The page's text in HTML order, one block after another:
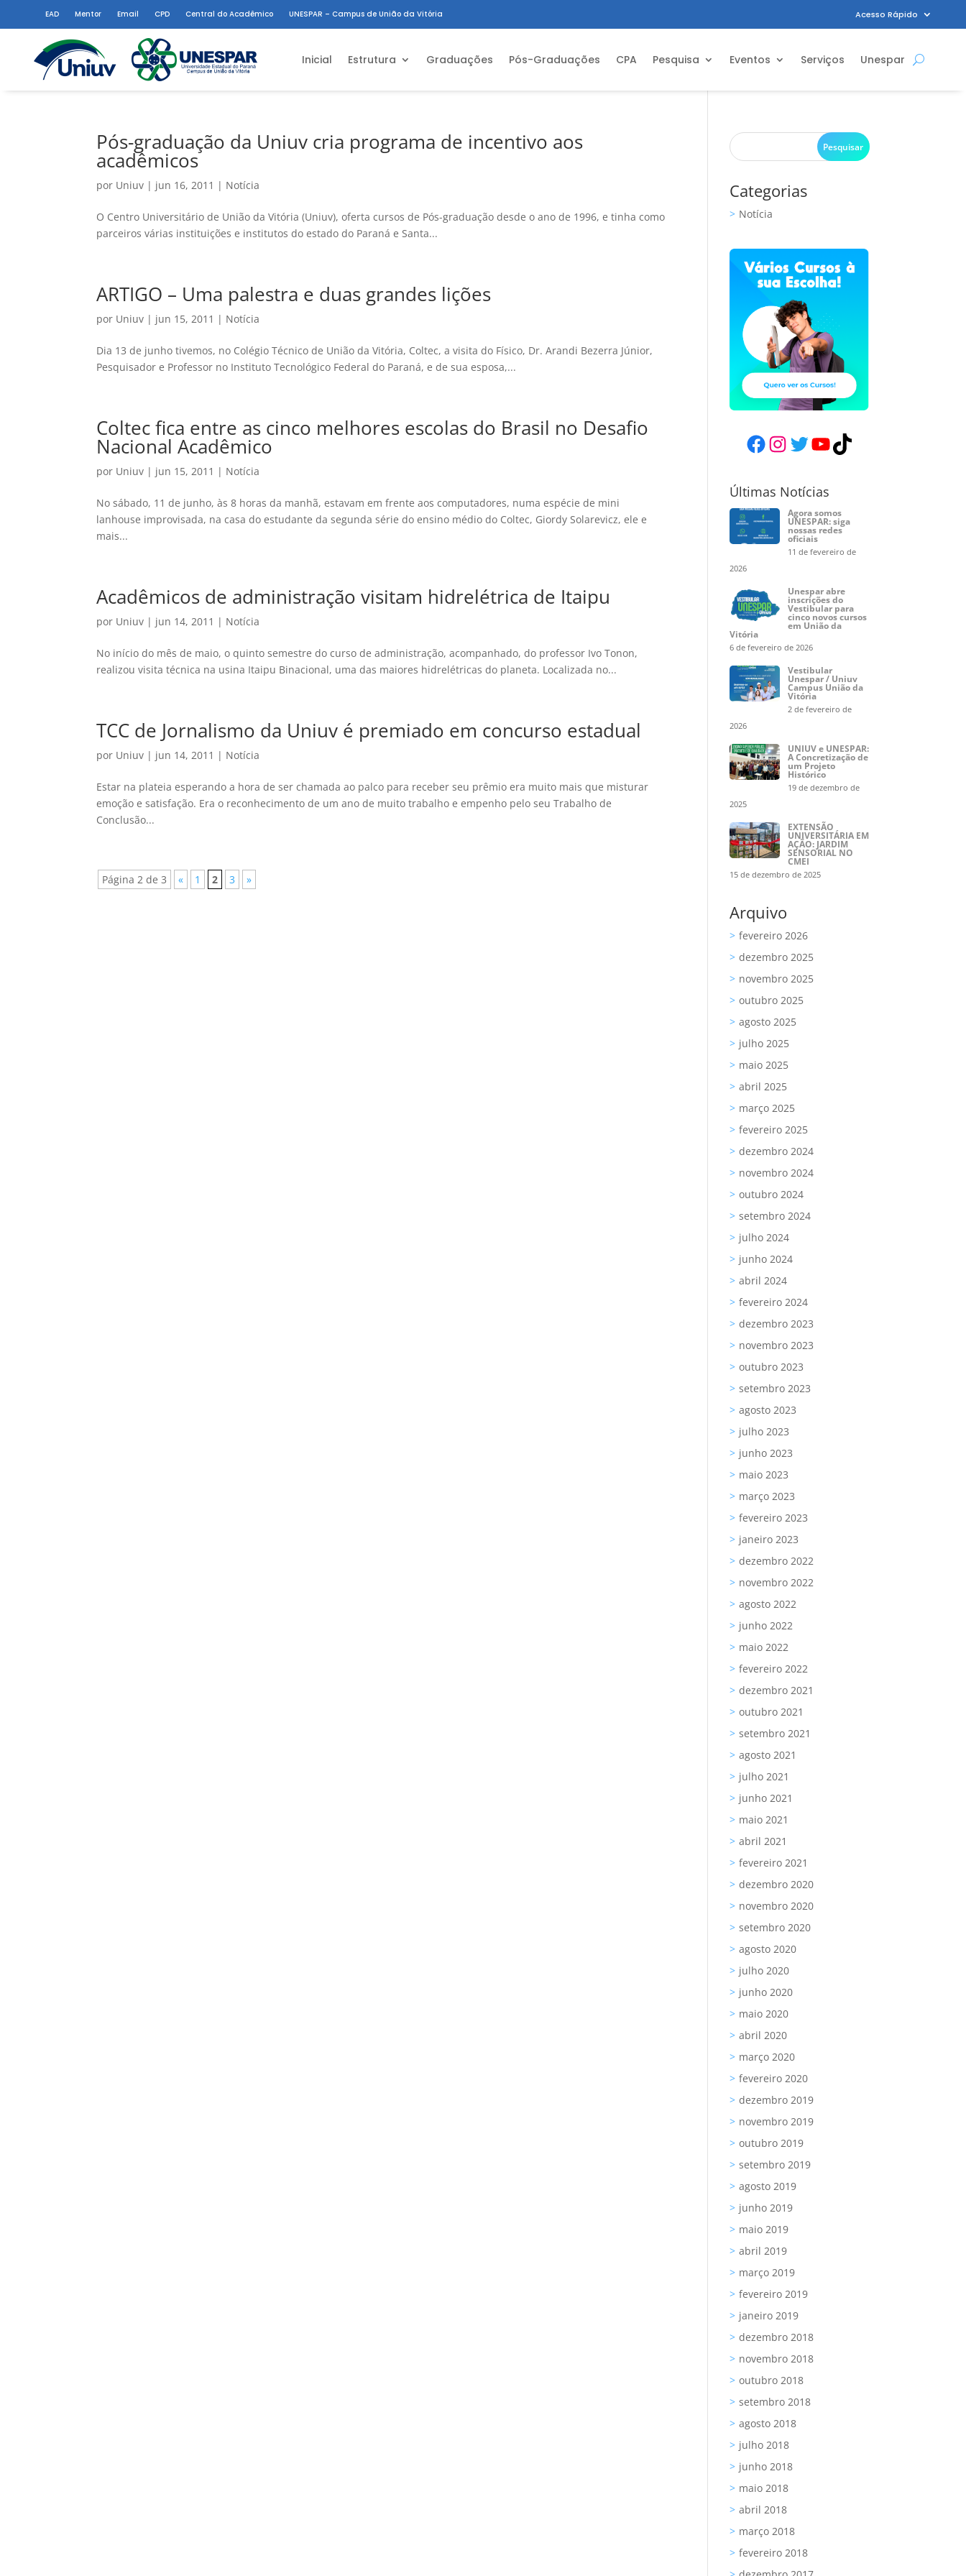
EAD Mentor Email CPD Central do Acadêmico UNESPAR – Campus de União da Vitória Acesso Rápido
Inicial Estrutura Graduações Pós-Graduações CPA Pesquisa Eventos Serviços Unespar
Pós-graduação da Uniuv cria programa de incentivo aos
acadêmicos
por Uniuv | jun 16, 2011 | Notícia
O Centro Universitário de União da Vitória (Uniuv), oferta cursos de Pós-graduação desde o ano de 1996, e tinha como
parceiros várias instituições e institutos do estado do Paraná e Santa...
ARTIGO – Uma palestra e duas grandes lições
por Uniuv | jun 15, 2011 | Notícia
Dia 13 de junho tivemos, no Colégio Técnico de União da Vitória, Coltec, a visita do Físico, Dr. Arandi Bezerra Júnior,
Pesquisador e Professor no Instituto Tecnológico Federal do Paraná, e de sua esposa,...
Coltec fica entre as cinco melhores escolas do Brasil no Desafio
Nacional Acadêmico
por Uniuv | jun 15, 2011 | Notícia
No sábado, 11 de junho, às 8 horas da manhã, estavam em frente aos computadores, numa espécie de mini
lanhouse improvisada, na casa do estudante da segunda série do ensino médio do Coltec, Giordy Solarevicz, ele e
mais...
Acadêmicos de administração visitam hidrelétrica de Itaipu
por Uniuv | jun 14, 2011 | Notícia
No início do mês de maio, o quinto semestre do curso de administração, acompanhado, do professor Ivo Tonon,
realizou visita técnica na usina Itaipu Binacional, uma das maiores hidrelétricas do planeta. Localizada no...
TCC de Jornalismo da Uniuv é premiado em concurso estadual
por Uniuv | jun 14, 2011 | Notícia
Estar na plateia esperando a hora de ser chamada ao palco para receber seu prêmio era muito mais que misturar
emoção e satisfação. Era o reconhecimento de um ano de muito trabalho e empenho pelo seu Trabalho de
Conclusão...
Página 2 de 3 « 1 2 3 »
Categorias
Notícia
Facebook
Instagram
Twitter
YouTube
TikTok
Últimas Notícias
Agora somos
UNESPAR: siga
nossas redes
oficiais
11 de fevereiro de
2026
Unespar abre
inscrições do
Vestibular para
cinco novos cursos
em União da
Vitória
6 de fevereiro de 2026
Vestibular
Unespar / Uniuv
Campus União da
Vitória
2 de fevereiro de
2026
UNIUV e UNESPAR:
A Concretização de
um Projeto
Histórico
19 de dezembro de
2025
EXTENSÃO
UNIVERSITÁRIA EM
AÇÃO: JARDIM
SENSORIAL NO
CMEI
15 de dezembro de 2025
Arquivo
fevereiro 2026
dezembro 2025
novembro 2025
outubro 2025
agosto 2025
julho 2025
maio 2025
abril 2025
março 2025
fevereiro 2025
dezembro 2024
novembro 2024
outubro 2024
setembro 2024
julho 2024
junho 2024
abril 2024
fevereiro 2024
dezembro 2023
novembro 2023
outubro 2023
setembro 2023
agosto 2023
julho 2023
junho 2023
maio 2023
março 2023
fevereiro 2023
janeiro 2023
dezembro 2022
novembro 2022
agosto 2022
junho 2022
maio 2022
fevereiro 2022
dezembro 2021
outubro 2021
setembro 2021
agosto 2021
julho 2021
junho 2021
maio 2021
abril 2021
fevereiro 2021
dezembro 2020
novembro 2020
setembro 2020
agosto 2020
julho 2020
junho 2020
maio 2020
abril 2020
março 2020
fevereiro 2020
dezembro 2019
novembro 2019
outubro 2019
setembro 2019
agosto 2019
junho 2019
maio 2019
abril 2019
março 2019
fevereiro 2019
janeiro 2019
dezembro 2018
novembro 2018
outubro 2018
setembro 2018
agosto 2018
julho 2018
junho 2018
maio 2018
abril 2018
março 2018
fevereiro 2018